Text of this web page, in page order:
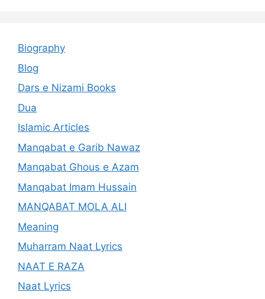
Biography
Blog
Dars e Nizami Books
Dua
Islamic Articles
Manqabat e Garib Nawaz
Manqabat Ghous e Azam
Manqabat Imam Hussain
MANQABAT MOLA ALI
Meaning
Muharram Naat Lyrics
NAAT E RAZA
Naat Lyrics